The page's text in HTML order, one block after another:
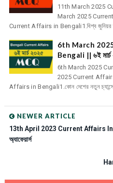
11th March 2025
March 2025
Current Affairs in Bengali1.বিশ্ব জুনিয়র
6th March
Bengali || ৬ই মার্চ
6th March 2025
2025 Current
Affairs in Bengali1.কোন দেশের নতুন
NEWER ARTICLE
13th April 2023 Current Affairs In
অ্যাফেয়ার্স